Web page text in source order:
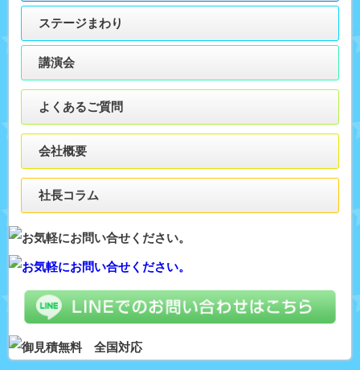
ステージまわり
講演会
よくあるご質問
会社概要
社長コラム